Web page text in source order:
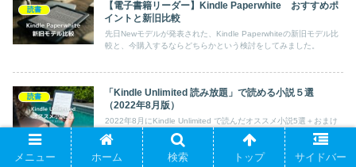
読書
【電子書籍リーダー】Kindle Paperwhite おすすめポ
イントと新旧比較
先日Newモデルが発表された、Kindle Paperwhiteの新旧モデル比
較と、今購入するならどちらかという検討をしてみました。
読書
「Kindle Unlimited 読み放題」で読める小説５選
（2022年8月版）
2022年8月にKindle Unlimited で読んだオススメ小説5選＋おまけ
１作品の紹介です。
メニュー ホーム 検索 トップ サイドバー